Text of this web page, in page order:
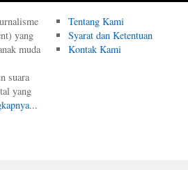
yang
muda
suara
yang
Tentang Kami
Syarat dan Ketentuan
Kontak Kami